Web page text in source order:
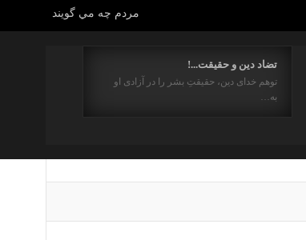
مردم چه مي گويند
تضاد دین و حقیقت...!
توهم خدای دین، حقیقتِ بشر را در آزادی او
به…